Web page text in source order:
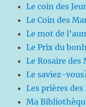
Le coin des
Le Coin des
Le mot de
Le Prix du
Le Rosaire des
Le saviez-
Les prières
Ma